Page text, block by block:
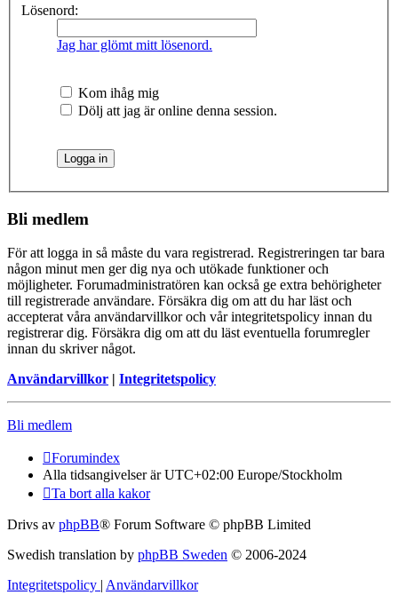
Lösenord:
Jag har glömt mitt lösenord.
Kom ihåg mig
Dölj att jag är online denna session.
Bli medlem
För att logga in så måste du vara registrerad. Registreringen tar bara
någon minut men ger dig nya och utökade funktioner och
möjligheter. Forumadministratören kan också ge extra behörigheter
till registrerade användare. Försäkra dig om att du har läst och
accepterat våra användarvillkor och vår integritetspolicy innan du
registrerar dig. Försäkra dig om att du läst eventuella forumregler
innan du skriver något.
Användarvillkor | Integritetspolicy
Bli medlem
Forumindex
Alla tidsangivelser är UTC+02:00 Europe/Stockholm
Ta bort alla kakor
Drivs av phpBB® Forum Software © phpBB Limited
Swedish translation by phpBB Sweden © 2006-2024
Integritetspolicy | Användarvillkor